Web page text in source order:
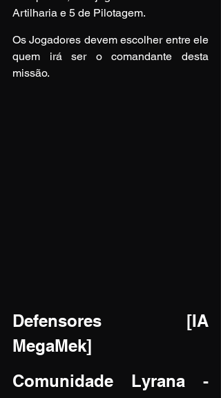
Artilharia e 5 de Pilotagem.
Os Jogadores devem escolher entre ele
quem irá ser o comandante desta
missão.
Defensores [IA
MegaMek]
Comunidade Lyrana -